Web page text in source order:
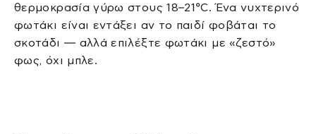
θερμοκρασία γύρω στους 18–21°C. Ένα νυχτερινό
φωτάκι είναι εντάξει αν το παιδί φοβάται το
σκοτάδι — αλλά επιλέξτε φωτάκι με «ζεστό»
φως, όχι μπλε.